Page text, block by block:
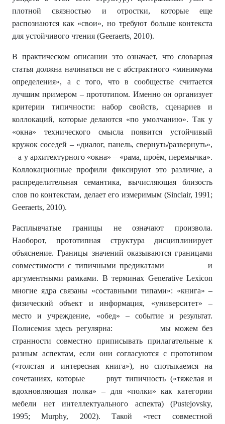
плотной связностью и отростки, которые еще
распознаются как «свои», но требуют больше контекста
для устойчивого чтения (Geeraerts, 2010).
В практическом описании это означает, что словарная
статья должна начинаться не с абстрактного «минимума
определения», а с того, что в сообществе считается
лучшим примером – прототипом. Именно он организует
критерии типичности: набор свойств, сценариев и
коллокаций, которые делаются «по умолчанию». Так у
«окна» технического смысла появится устойчивый
кружок соседей – «диалог, панель, свернуть/развернуть»,
– а у архитектурного «окна» – «рама, проём, перемычка».
Коллокационные профили фиксируют это различие, а
распределительная семантика, вычисляющая близость
слов по контекстам, делает его измеримым (Sinclair, 1991;
Geeraerts, 2010).
Расплывчатые границы не означают произвола.
Наоборот, прототипная структура дисциплинирует
объяснение. Границы значений оказываются границами
совместимости с типичными предикатами и
аргументными рамками. В терминах Generative Lexicon
многие ядра связаны «составными типами»: «книга» –
физический объект и информация, «университет» –
место и учреждение, «обед» – событие и результат.
Полисемия здесь регулярна: мы можем без
странности совместно приписывать прилагательные к
разным аспектам, если они согласуются с прототипом
(«толстая и интересная книга»), но спотыкаемся на
сочетаниях, которые рвут типичность («тяжелая и
вдохновляющая полка» – для «полки» как категории
мебели нет интеллектуального аспекта) (Pustejovsky,
1995; Murphy, 2002). Такой «тест совместной